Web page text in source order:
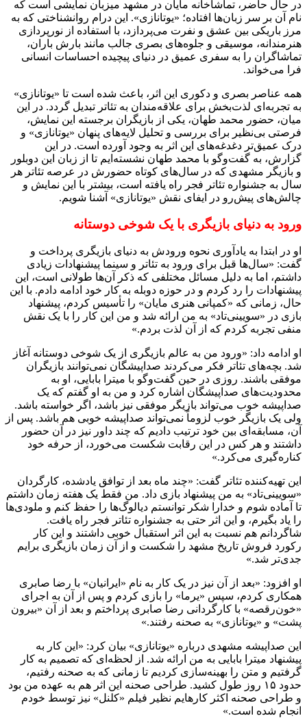
در حال حاضر، تماشاخانه مایان در مشهد میزبان نمایشی است که
نام آن بر سر زبان‌ها افتاده؛ «یوتانازی». این درام روانشناختی که به
مرز باریکی بین عشق و نفرت می‌پردازد، با استفاده از نورپردازی
هنرمندانه، موسیقی و جلوه‌های بصری جالب مانند بارش باران،
تماشاگران را به سفری عمیق در دنیای پیچیده احساسات انسانی
فرا می‌خواند.
همه عناصر بصری و دکوری این اثر، باعث شده است تا «یوتانازی»
به تجربه‌ای لذت‌بخش برای علاقه‌مندان به تئاتر تبدیل گردد. در این
میان، حضور محمد طهان، یکی از بازیگران برجسته این نمایش،
فرصتی بی‌نظیر برای بررسی و تحلیل لایه‌های پنهان «یوتانازی» و
درک عمیق‌تر دغدغه‌های این اثر به وجود آورده است. در این
گزارش، به گفت‌وگو با محمد طهان نشسته‌ایم تا از زبان این دوبلور
و بازیگر مشهدی که در سال‌های کوتاه حضورش در عرصه تئاتر هر
سال به جشنواره تئاتر فجر راه یافته است، بیشتر با این نمایش و
چالش‌های پیش‌رو در ایفای نقش «یوتانازی» آشنا شویم.
ورود به دنیای بازیگری با یک شوخی دوستانه
او در ابتدا به یادآوری نحوه ورودش به دنیای بازیگری پرداخت و
گفت: «سال‌ها قبل برای ورود به تئاتر و سینما پیشنهادات زیادی
داشتم، اما به دلیل مسائل مختلفی که ذکر آن‌ها طولانی است، این
پیشنهادات را رد کردم و در حوزه دوبله به کار خود ادامه دادم. با این
حال، زمانی که «کمپانی هنری مایان» را تأسیس کردم، پیشنهاد
بازی در «سویینی‌تاد» به من ارائه شد و من این کار را با یک نقش
منفی تجربه کردم که از آن لذت بردم.»
او ادامه داد: «ورود من به عالم بازیگری از یک شوخی دوستانه آغاز
شد. بچه‌های تئاتر فکر می‌کردند صداپیشگان نمی‌توانند بازیگران
موفقی باشند. روزی در حین گفت‌وگو با میترا بابایی، او به
محدودیت‌های صداپیشگان اشاره کرد و من به او گفتم که یک
صداپیشه خوب می‌تواند بازیگر موفقی نیز باشد، اگر خواسته باشد.
ولی یک بازیگر خوب لزوماً نمی‌تواند صداپیشه خوبی هم باشد. پس از
آن، مسابقه‌ای بین خود ترتیب دادیم که چند داور نیز در آن حضور
داشتند و هر کس در این رقابت شکست می‌خورد، از حرفه خود
کناره‌گیری می‌کرد.»
این تهیه‌کننده تئاتر گفت: «چند ماه بعد از توافق یادشده، کارگردان
«سویینی‌تاد» به من پیشنهاد بازی داد. من فقط یک هفته زمان داشتم
تا آماده شوم و خدارا شکر توانستم دیالوگ‌ها را حفظ کنم و ملودی‌ها
را یاد بگیرم، و این اثر حتی به جشنواره تئاتر فجر راه یافت.
شاگردانم هم نسبت به این اثر استقبال خوبی داشتند و این کار
رکورد فروش تاریخ مشهد را شکست و از آن زمان بازیگری برایم
جدی‌تر شد.»
او افزود: «بعد از آن نیز در یک کار به نام «ایرانیان» با رضا صابری
همکاری کردم، سپس «یرما» را بازی کردم و پس از آن به اجرای
«خون‌رقصه» با کارگردانی رضا صابری پرداختم و بعد از آن «بیرون
پشت» و «یوتانازی» به صحنه رفتند.»
این صداپیشه مشهدی درباره «یوتانازی» بیان کرد: «این کار به
پیشنهاد میترا بابایی به من ارائه شد. از لحظه‌ای که تصمیم به کار
گرفتیم و متن را بهینه‌سازی کردیم تا زمانی که به صحنه رفتیم،
حدود ۱۵ روز طول کشید. طراحی صحنه این اثر هم به عهده من بود
و طراحی صحنه اکثر کارهایم نظیر فیلم «کلنل» نیز توسط خودم
انجام شده است.»